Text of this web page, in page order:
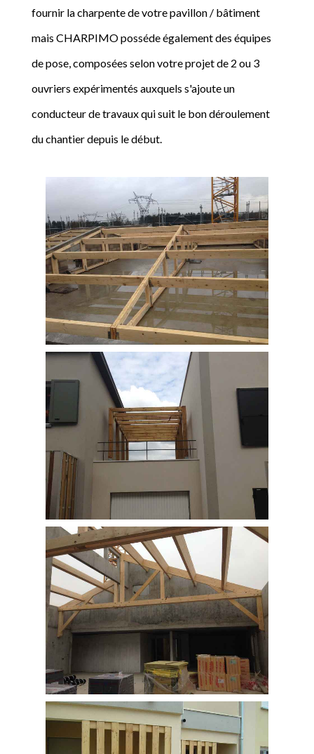
fournir la charpente de votre pavillon / bâtiment
mais CHARPIMO posséde également des équipes
de pose, composées selon votre projet de 2 ou 3
ouvriers expérimentés auxquels s'ajoute un
conducteur de travaux qui suit le bon déroulement
du chantier depuis le début.